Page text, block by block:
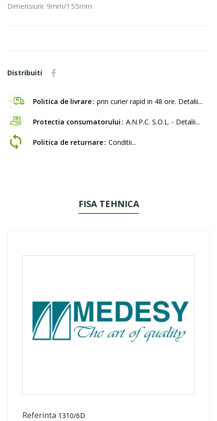
Dimensiuni: 9mm/155mm
Distribuiti
Politica de livrare prin curier rapid in 48 ore. Detalii...
Protectia consumatorului A.N.P.C. S.O.L. - Detalii...
Politica de returnare Conditii...
FISA TEHNICA
Referinta 1310/6D